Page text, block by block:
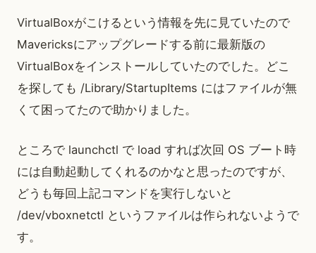
VirtualBoxがこけるという情報を先に見ていたので
Mavericksにアップグレードする前に最新版の
VirtualBoxをインストールしていたのでした。どこ
を探しても /Library/StartupItems にはファイルが無
くて困ってたので助かりました。
ところで launchctl で load すれば次回 OS ブート時
には自動起動してくれるのかなと思ったのですが、
どうも毎回上記コマンドを実行しないと
/dev/vboxnetctl というファイルは作られないようで
す。